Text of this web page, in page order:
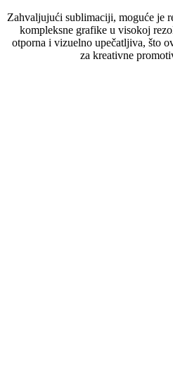
Zahvaljujući sublimaciji, moguće je
kompleksne grafike u visokoj
otporna i vizuelno upečatljiva, što
za kreativne